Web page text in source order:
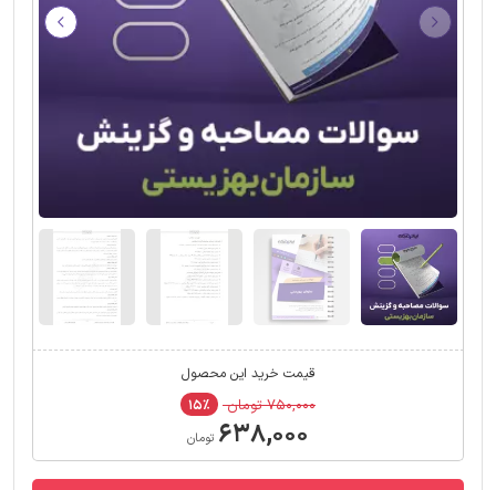
قیمت خرید این محصول
۷۵۰,۰۰۰ تومان ۱۵٪
۶۳۸,۰۰۰ تومان